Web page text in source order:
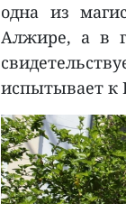
одна из
Алжире, а в
испытывает к